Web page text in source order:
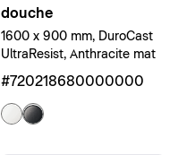
douche
1600 x 900 mm, DuroCast
UltraResist, Anthracite mat
#720218680000000